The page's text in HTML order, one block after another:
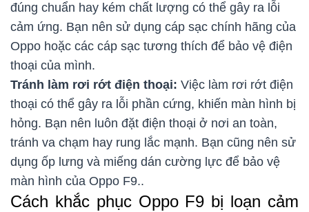
đúng chuẩn hay kém chất lượng có thể gây ra lỗi
cảm ứng. Bạn nên sử dụng cáp sạc chính hãng của
Oppo hoặc các cáp sạc tương thích để bảo vệ điện
thoại của mình.
Tránh làm rơi rớt điện thoại: Việc làm rơi rớt điện
thoại có thể gây ra lỗi phần cứng, khiến màn hình bị
hỏng. Bạn nên luôn đặt điện thoại ở nơi an toàn,
tránh va chạm hay rung lắc mạnh. Bạn cũng nên sử
dụng ốp lưng và miếng dán cường lực để bảo vệ
màn hình của Oppo F9..
Cách khắc phục Oppo F9 bị loạn cảm